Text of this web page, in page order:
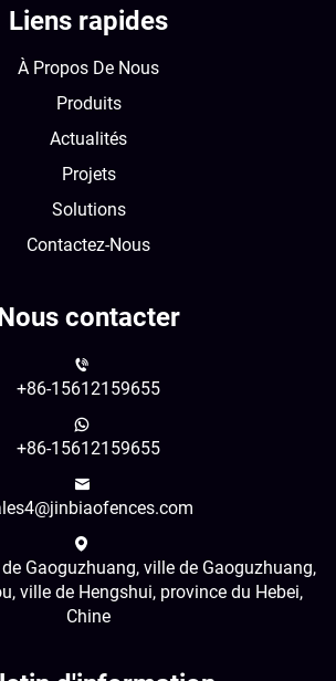
Liens rapides
À Propos De Nous
Produits
Actualités
Projets
Solutions
Contactez-Nous
contacter
+86-15612159655
+86-15612159655
Gaoguzhuang, ville de Gaoguzhuang,
ville de Hengshui, province du Hebei,
Chine